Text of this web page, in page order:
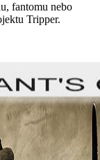
fantomu nebo
Tripper.